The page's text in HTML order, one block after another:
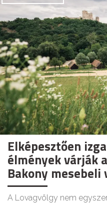
Elképesztően
élmények várják
Bakony mesebeli
A Lovagvölgy nem